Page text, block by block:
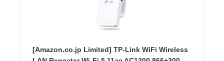
[Amazon.co.jp Limited] TP-Link WiFi Wireless